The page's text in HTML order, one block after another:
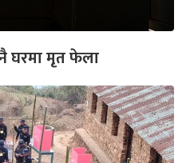
घरमा मृत फेला